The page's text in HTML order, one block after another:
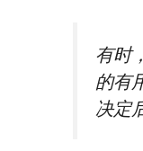
有时
的有
决定